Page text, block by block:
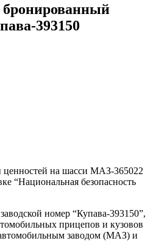
393150
ценностей на шасси МАЗ-365022
“Национальная безопасность
номер “Купава-393150”,
прицепов и кузовов
заводом (МАЗ) и